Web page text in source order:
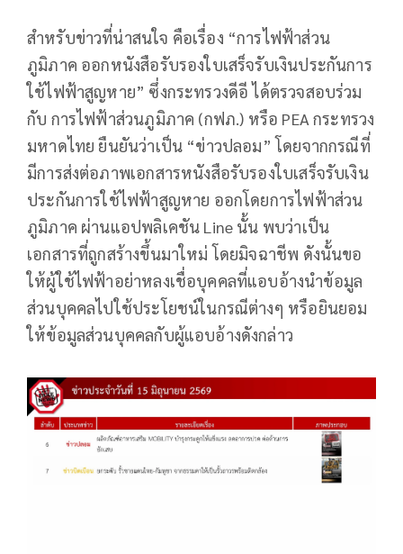
สำหรับข่าวที่น่าสนใจ คือเรื่อง “การไฟฟ้าส่วน
ภูมิภาค ออกหนังสือรับรองใบเสร็จรับเงินประกันการ
ใช้ไฟฟ้าสูญหาย” ซึ่งกระทรวงดีอี ได้ตรวจสอบร่วม
กับ การไฟฟ้าส่วนภูมิภาค (กฟภ.) หรือ PEA กระทรวง
มหาดไทย ยืนยันว่าเป็น “ข่าวปลอม” โดยจากกรณีที่
มีการส่งต่อภาพเอกสารหนังสือรับรองใบเสร็จรับเงิน
ประกันการใช้ไฟฟ้าสูญหาย ออกโดยการไฟฟ้าส่วน
ภูมิภาค ผ่านแอปพลิเคชัน Line นั้น พบว่าเป็น
เอกสารที่ถูกสร้างขึ้นมาใหม่ โดยมิจฉาชีพ ดังนั้นขอ
ให้ผู้ใช้ไฟฟ้าอย่าหลงเชื่อบุคคลที่แอบอ้างนำข้อมูล
ส่วนบุคคลไปใช้ประโยชน์ในกรณีต่างๆ หรือยินยอม
ให้ข้อมูลส่วนบุคคลกับผู้แอบอ้างดังกล่าว